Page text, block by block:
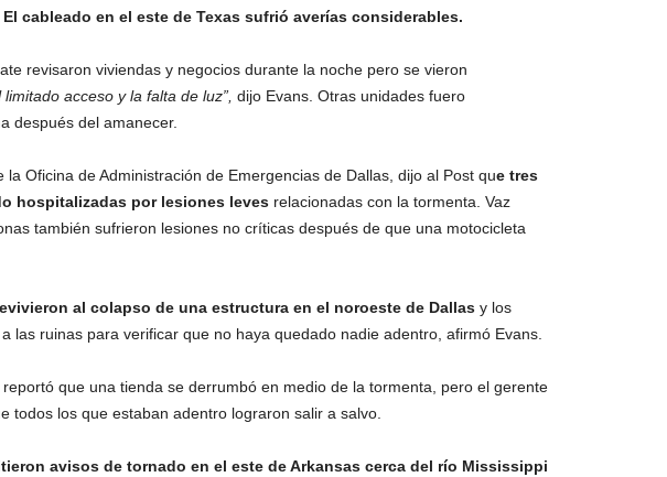
El cableado en el este de Texas sufrió averías considerables.
revisaron viviendas y negocios durante la noche pero se vieron
limitado acceso y la falta de luz”, dijo Evans. Otras unidades fuero
después del amanecer.
la Oficina de Administración de Emergencias de Dallas, dijo al Post que tres
hospitalizadas por lesiones levesrelacionadas con la tormenta. Vaz
también sufrieron lesiones no críticas después de que una motocicleta
al colapso de una estructura en el noroeste de Dallasy los
las ruinas para verificar que no haya quedado nadie adentro, afirmó Evans.
reportó que una tienda se derrumbó en medio de la tormenta, pero el gerente
todos los que estaban adentro lograron salir a salvo.
avisos de tornado en el este de Arkansas cerca del río Mississippi